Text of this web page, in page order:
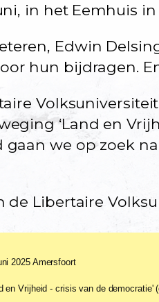
in het Eemhuis
Edwin
hun bijdragen.
‘Land en
we op zoek
Libertaire
2025 Amersfoort
en Vrijheid - crisis van de democratie'